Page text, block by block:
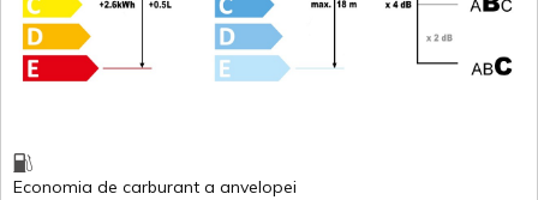
Economia de carburant a anvelopei